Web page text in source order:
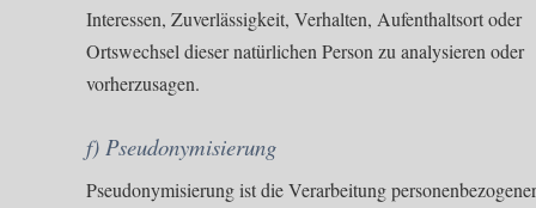
Interessen, Zuverlässigkeit, Verhalten, Aufenthaltsort oder
Ortswechsel dieser natürlichen Person zu analysieren oder
vorherzusagen.
f) Pseudonymisierung
Pseudonymisierung ist die Verarbeitung